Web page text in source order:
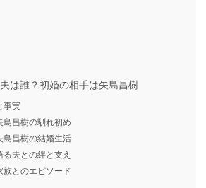
は誰？初婚の相手は矢島昌樹
事実
島昌樹の馴れ初め
島昌樹の結婚生活
夫との絆と支え
族とのエピソード